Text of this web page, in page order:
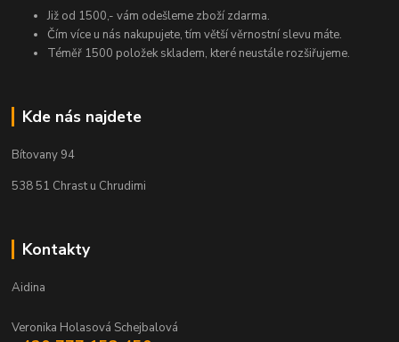
Již od 1500,- vám odešleme zboží zdarma.
Čím více u nás nakupujete, tím větší věrnostní slevu máte.
Téměř 1500 položek skladem, které neustále rozšiřujeme.
Kde nás najdete
Bítovany 94
538 51 Chrast u Chrudimi
Kontakty
Aidina
Veronika Holasová Schejbalová